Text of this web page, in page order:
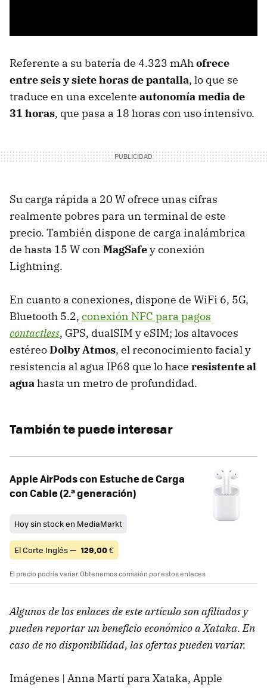
Referente a su batería de 4.323 mAhofrece
entre seis y siete horas de pantalla, lo que se
traduce en una excelente autonomía media de
31 horas, que pasa a 18 horas con uso intensivo.
Su carga rápida a 20 W ofrece unas cifras
realmente pobres para un terminal de este
precio. También dispone de carga inalámbrica
de hasta 15 W con MagSafey conexión
Lightning.
En cuanto a conexiones, dispone de WiFi 6, 5G,
Bluetooth 5.2, conexión NFC para pagos
contactless, GPS, dualSIM y eSIM; los altavoces
estéreoDolby Atmos, el reconocimiento facial y
resistencia al agua IP68 que lo hace resistente al
aguahasta un metro de profundidad.
También te puede interesar
Apple AirPods con Estuche de Carga
con Cable (2.ª generación)
Hoy sin stock en MediaMarkt
El Corte Inglés — 129,00€
El precio podría variar. Obtenemos comisión por estos enlaces
Algunos de los enlaces de este artículo son afiliados y
pueden reportar un beneficio económico a Xataka. En
caso de no disponibilidad, las ofertas pueden variar.
Imágenes | Anna Martí para Xataka, Apple